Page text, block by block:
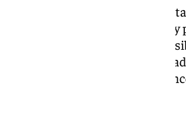
Así, el Grupo Municipal
Promálaga la relación de pagos
de que se haya conocido ese
de un evento cultural en la
una empresa «dirigida por la